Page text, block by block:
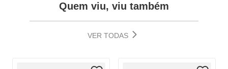
Quem viu, viu também
VER TODAS